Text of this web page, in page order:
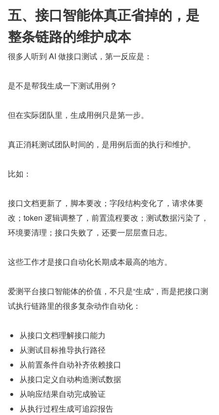
五、接口智能体真正省掉的，是
整条链路的维护成本
很多人听到 AI 做接口测试，第一反应是：
是不是帮我生成一下测试用例？
但在实际团队里，生成用例只是第一步。
真正消耗测试团队时间的，是用例后面的执行和维护。
比如：
接口文档更新了，脚本要改；字段结构变化了，请求体要
改；token 逻辑调整了，前置流程要改；测试数据污染了，
环境要清理；接口失败了，还要一层层查日志。
这些工作才是接口自动化长期成本最高的地方。
爱测平台接口智能体的价值，不只是“生成”，而是把接口测
试执行链路里的很多复杂动作自动化：
从接口文档理解接口能力
从测试目标推导执行路径
从前置条件自动补齐依赖接口
从接口定义自动构造测试数据
从响应结果自动完成验证
从执行过程生成可追踪报告